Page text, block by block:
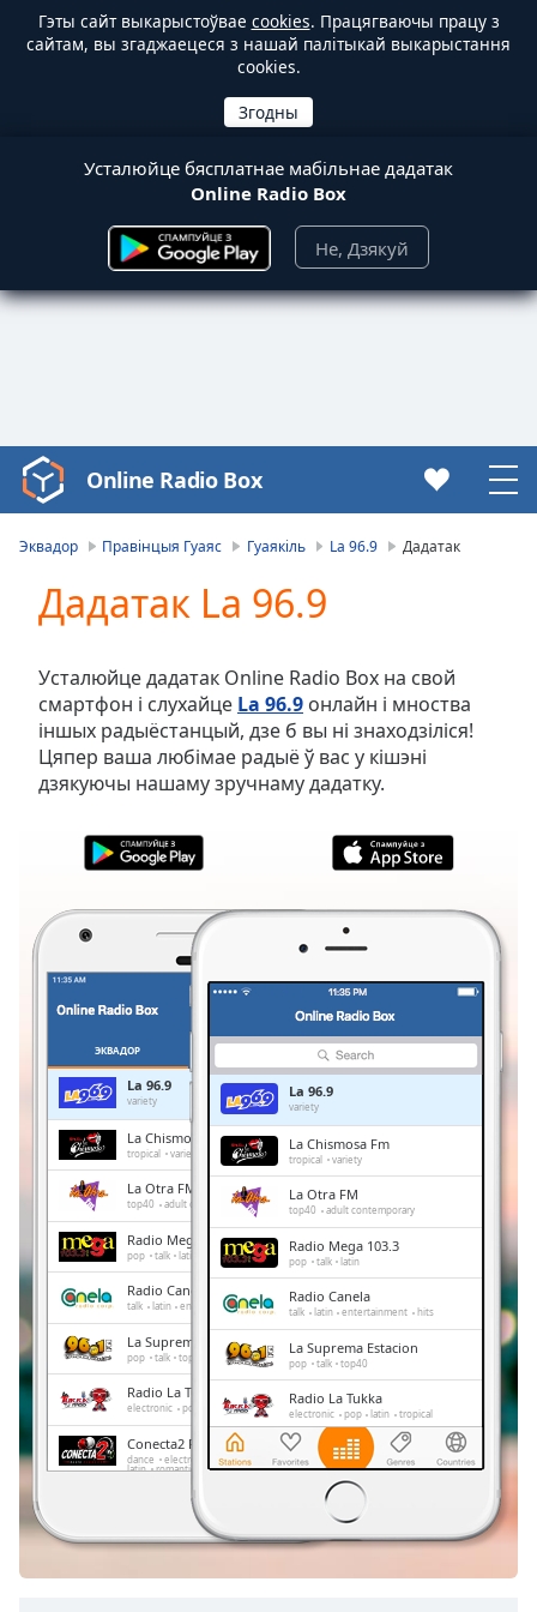
Гэты сайт выкарыстоўвае cookies. Працягваючы працу з
сайтам, вы згаджаецеся з нашай палітыкай выкарыстання
cookies.
Усталюйце бясплатнае мабільнае дадатак
Online Radio Box
Не, Дзякуй
Video
Player
Video
Skip
Backward
Skip
Forward
Mute
Current
Duration-:-
0.00%
Stream
TypeLIVE
Seek to
LIVE
Remaining
Time-
Playback
Chapters
Chapters
Descriptions
descriptions
off,
Subtitles
subtitles
Online Radio Box
Эквадор Правінцыя Гуаяс Гуаякіль La 96.9 Дадатак
Дадатак La 96.9
Усталюйце дадатак Online Radio Box на свой
смартфон і слухайце La 96.9 онлайн і мноства
іншых радыёстанцый, дзе б вы ні знаходзіліся!
Цяпер ваша любімае радыё ў вас у кішэні
дзякуючы нашаму зручнаму дадатку.
ЭКВАДОР
La 96.9
variety
La Chismosa Fm
tropical variety
La Otra FM
top40 adult contemporary
Radio Mega 103.3
pop talk latin
Radio Canela
talk latin entertainment hits
La Suprema Estacion
pop talk top40
Radio La Tukka
electronic pop latin tropical
Conecta2 Radio Ecuador
dance electronic rock pop top40
latin romantic hits balada radio dj
La Radio Redonda
sports
La 96.9
variety
La Chismosa Fm
tropical variety
La Otra FM
top40 adult contemporary
Radio Mega 103.3
pop talk latin
Radio Canela
talk latin entertainment hits
La Suprema Estacion
pop talk top40
Radio La Tukka
electronic pop latin tropical
Conecta2 Radio Ecuador
dance electronic rock pop
top40 latin romantic hits balada
La Radio Redonda